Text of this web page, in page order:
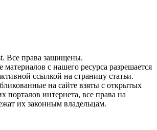
Все права защищены.
с нашего ресурса разрешается
ссылкой на страницу статьи.
на сайте взяты с открытых
порталов интернета, все права на
их законным владельцам.